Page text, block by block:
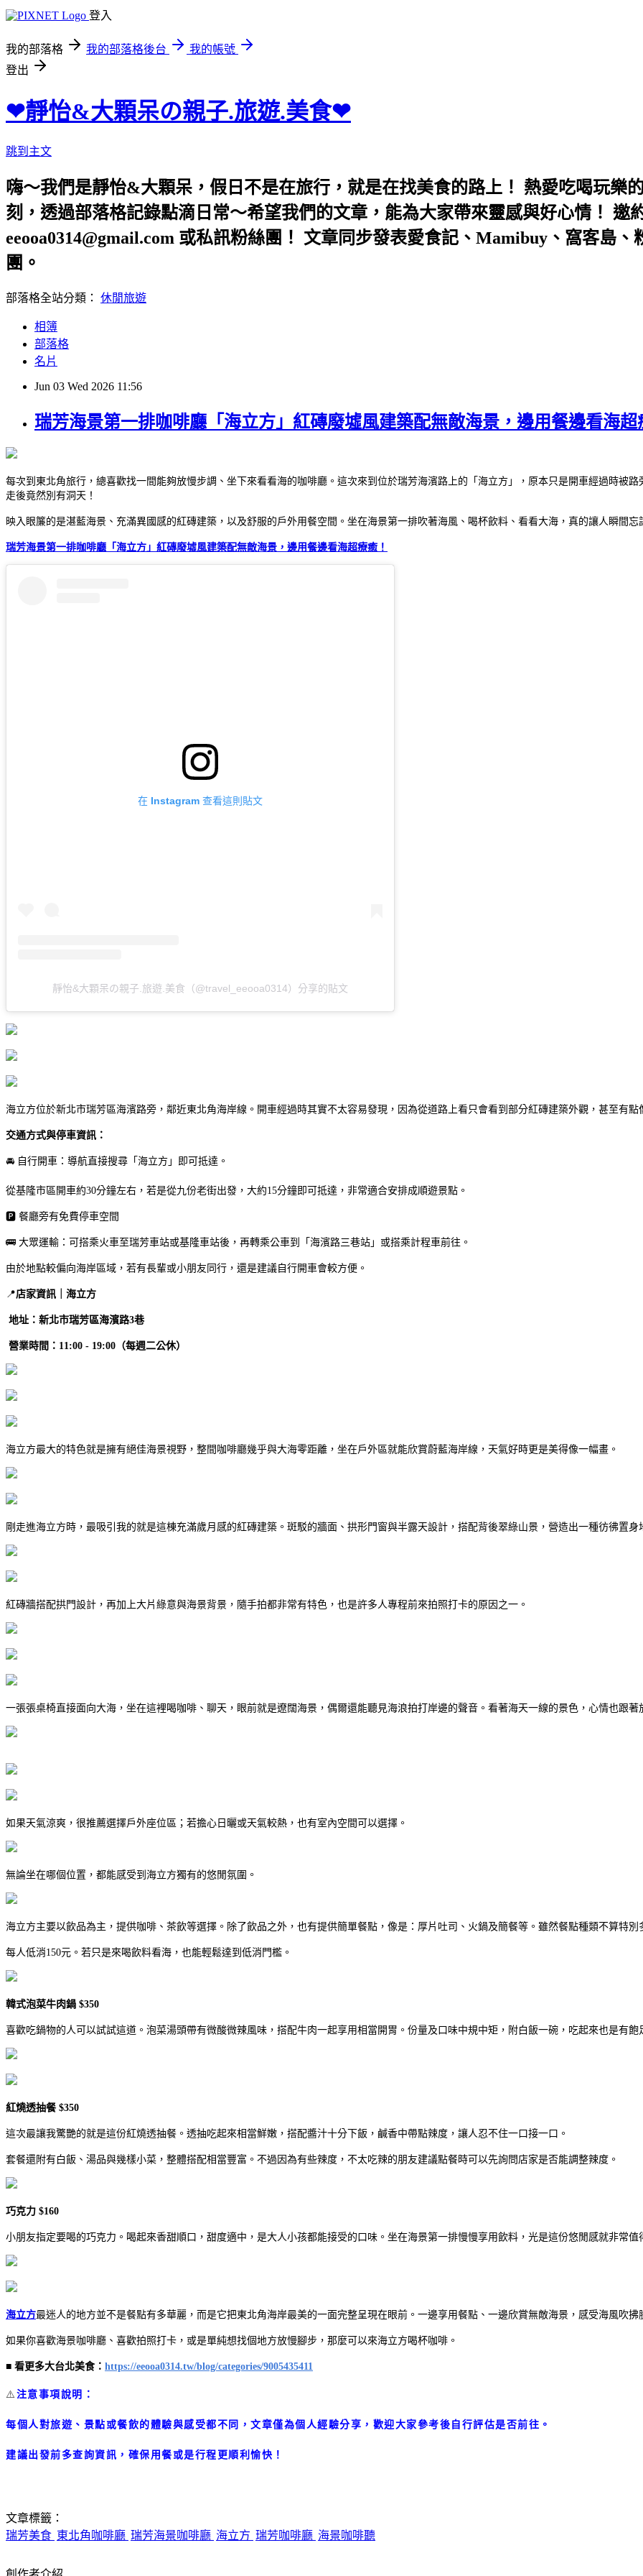
登入
我的部落格 我的部落格後台
我的帳號
登出
❤靜怡&大顆呆の親子.旅遊.美食❤
跳到主文
嗨～我們是靜怡&大顆呆，假日不是在旅行，就是在找美食的路上！ 熱愛吃喝玩樂
刻，透過部落格記錄點滴日常～希望我們的文章，能為大家帶來靈感與好心情！ 邀
eeooa0314@gmail.com 或私訊粉絲團！ 文章同步發表愛食記、Mamibuy、窩客島
團。
部落格全站分類： 休閒旅遊
相簿
部落格
名片
Jun 03 Wed 2026 11:56
瑞芳海景第一排咖啡廳「海立方」紅磚廢墟風建築配無敵海景，邊用餐邊看海超
每次到東北角旅行，總喜歡找一間能夠放慢步調、坐下來看看海的咖啡廳。這次來到位於瑞芳海濱路上的「海立方」，原本只是開車經過時被
走後竟然別有洞天！
映入眼簾的是湛藍海景、充滿異國感的紅磚建築，以及舒服的戶外用餐空間。坐在海景第一排吹著海風、喝杯飲料、看看大海，真的讓人瞬間忘
瑞芳海景第一排咖啡廳「海立方」紅磚廢墟風建築配無敵海景，邊用餐邊看海超療癒！
在 Instagram 查看這則貼文
靜怡&大顆呆の親子.旅遊.美食（@travel_eeooa0314）分享的貼文
海立方位於新北市瑞芳區海濱路旁，鄰近東北角海岸線。開車經過時其實不太容易發現，因為從道路上看只會看到部分紅磚建築外觀，甚至有
交通方式與停車資訊：
🚘 自行開車：導航直接搜尋「海立方」即可抵達。
從基隆市區開車約30分鐘左右，若是從九份老街出發，大約15分鐘即可抵達，非常適合安排成順遊景點。
🅿️ 餐廳旁有免費停車空間
🚌 大眾運輸：可搭乘火車至瑞芳車站或基隆車站後，再轉乘公車到「海濱路三巷站」或搭乘計程車前往。
由於地點較偏向海岸區域，若有長輩或小朋友同行，還是建議自行開車會較方便。
📍店家資訊｜海立方
地址：新北市瑞芳區海濱路3巷
營業時間：11:00 - 19:00（每週二公休）
海立方最大的特色就是擁有絕佳海景視野，整間咖啡廳幾乎與大海零距離，坐在戶外區就能欣賞蔚藍海岸線，天氣好時更是美得像一幅畫。
剛走進海立方時，最吸引我的就是這棟充滿歲月感的紅磚建築。斑駁的牆面、拱形門窗與半露天設計，搭配背後翠綠山景，營造出一種彷彿置身
紅磚牆搭配拱門設計，再加上大片綠意與海景背景，隨手拍都非常有特色，也是許多人專程前來拍照打卡的原因之一。
一張張桌椅直接面向大海，坐在這裡喝咖啡、聊天，眼前就是遼闊海景，偶爾還能聽見海浪拍打岸邊的聲音。看著海天一線的景色，心情也跟著
如果天氣涼爽，很推薦選擇戶外座位區；若擔心日曬或天氣較熱，也有室內空間可以選擇。
無論坐在哪個位置，都能感受到海立方獨有的悠閒氛圍。
海立方主要以飲品為主，提供咖啡、茶飲等選擇。除了飲品之外，也有提供簡單餐點，像是：厚片吐司、火鍋及簡餐等。雖然餐點種類不算特別
每人低消150元。若只是來喝飲料看海，也能輕鬆達到低消門檻。
韓式泡菜牛肉鍋 $350
喜歡吃鍋物的人可以試試這道。泡菜湯頭帶有微酸微辣風味，搭配牛肉一起享用相當開胃。份量及口味中規中矩，附白飯一碗，吃起來也是有飽
紅燒透抽餐 $350
這次最讓我驚艷的就是這份紅燒透抽餐。透抽吃起來相當鮮嫩，搭配醬汁十分下飯，鹹香中帶點辣度，讓人忍不住一口接一口。
套餐還附有白飯、湯品與幾樣小菜，整體搭配相當豐富。不過因為有些辣度，不太吃辣的朋友建議點餐時可以先詢問店家是否能調整辣度。
巧克力 $160
小朋友指定要喝的巧克力。喝起來香甜順口，甜度適中，是大人小孩都能接受的口味。坐在海景第一排慢慢享用飲料，光是這份悠閒感就非常值
海立方最迷人的地方並不是餐點有多華麗，而是它把東北角海岸最美的一面完整呈現在眼前。一邊享用餐點、一邊欣賞無敵海景，感受海風吹拂
如果你喜歡海景咖啡廳、喜歡拍照打卡，或是單純想找個地方放慢腳步，那麼可以來海立方喝杯咖啡。
■ 看更多大台北美食： https://eeooa0314.tw/blog/categories/9005435411
⚠️注意事項說明：
每個人對旅遊、景點或餐飲的體驗與感受都不同，文章僅為個人經驗分享，歡迎大家參考後自行評估是否前往。
建議出發前多查詢資訊，確保用餐或是行程更順利愉快！
文章標籤：
瑞芳美食 東北角咖啡廳 瑞芳海景咖啡廳 海立方 瑞芳咖啡廳 海景咖啡聽